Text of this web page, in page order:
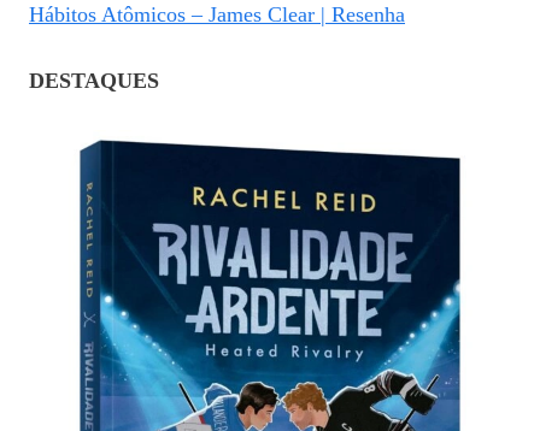
Hábitos Atômicos – James Clear | Resenha
DESTAQUES